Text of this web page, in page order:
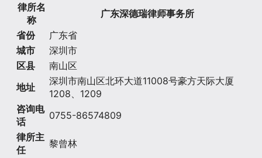
律所名
称
广东深德瑞律师事务所
省份
广东省
城市
深圳市
区县
南山区
地址
深圳市南山区北环大道11008号豪方天际大厦
1208、1209
咨询电
话
0755-86574809
律所主
任
黎曾林